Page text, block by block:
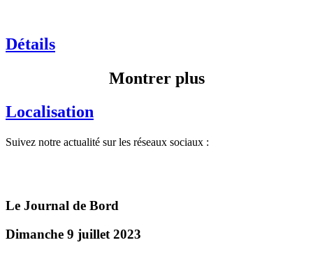
Détails
Montrer plus
Localisation
Suivez notre actualité sur les réseaux sociaux :
Le Journal de Bord
Dimanche 9 juillet 2023